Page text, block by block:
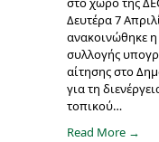
Δευτέρα 7
ανακοινώθηκε η
συλλογής
αίτησης στο
για τη
τοπικού…
Read More →